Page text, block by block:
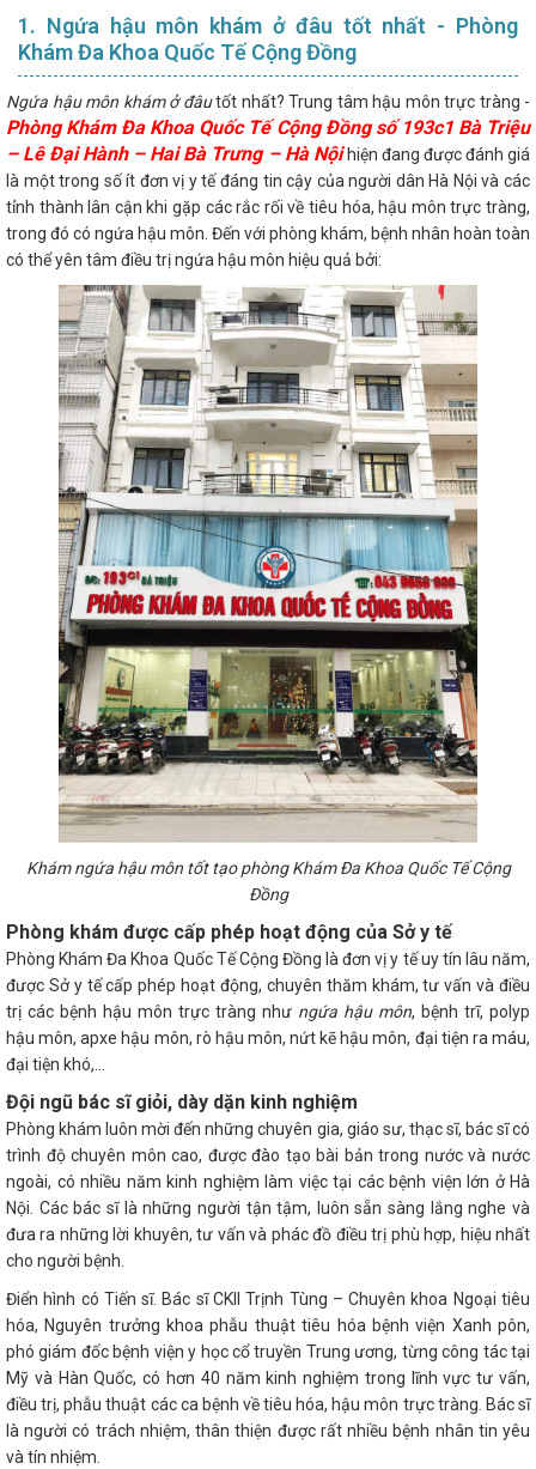
1. Ngứa hậu môn khám ở đâu tốt nhất - Phòng
Khám Đa Khoa Quốc Tế Cộng Đồng
Ngứa hậu môn khám ở đâutốt nhất? Trung tâm hậu môn trực tràng -
Phòng Khám Đa Khoa Quốc Tế Cộng Đồng số 193c1 Bà Triệu
– Lê Đại Hành – Hai Bà Trưng – Hà Nội hiện đang được đánh giá
là một trong số ít đơn vị y tế đáng tin cậy của người dân Hà Nội và các
tỉnh thành lân cận khi gặp các rắc rối về tiêu hóa, hậu môn trực tràng,
trong đó có ngứa hậu môn. Đến với phòng khám, bệnh nhân hoàn toàn
có thể yên tâm điều trị ngứa hậu môn hiệu quả bởi:
Khám ngứa hậu môn tốt tạo phòng Khám Đa Khoa Quốc Tế Cộng
Đồng
Phòng khám được cấp phép hoạt động của Sở y tế
Phòng Khám Đa Khoa Quốc Tế Cộng Đồng là đơn vị y tế uy tín lâu năm,
được Sở y tế cấp phép hoạt động, chuyên thăm khám, tư vấn và điều
trị các bệnh hậu môn trực tràng như ngứa hậu môn, bệnh trĩ, polyp
hậu môn, apxe hậu môn, rò hậu môn, nứt kẽ hậu môn, đại tiện ra máu,
đại tiện khó,…
Đội ngũ bác sĩ giỏi, dày dặn kinh nghiệm
Phòng khám luôn mời đến những chuyên gia, giáo sư, thạc sĩ, bác sĩ có
trình độ chuyên môn cao, được đào tạo bài bản trong nước và nước
ngoài, có nhiều năm kinh nghiệm làm việc tại các bệnh viện lớn ở Hà
Nội. Các bác sĩ là những người tận tậm, luôn sẵn sàng lắng nghe và
đưa ra những lời khuyên, tư vấn và phác đồ điều trị phù hợp, hiệu nhất
cho người bệnh.
Điển hình có Tiến sĩ. Bác sĩ CKII Trịnh Tùng – Chuyên khoa Ngoại tiêu
hóa, Nguyên trưởng khoa phẫu thuật tiêu hóa bệnh viện Xanh pôn,
phó giám đốc bệnh viện y học cổ truyền Trung ương, từng công tác tại
Mỹ và Hàn Quốc, có hơn 40 năm kinh nghiệm trong lĩnh vực tư vấn,
điều trị, phẫu thuật các ca bệnh về tiêu hóa, hậu môn trực tràng. Bác sĩ
là người có trách nhiệm, thân thiện được rất nhiều bệnh nhân tin yêu
và tín nhiệm.